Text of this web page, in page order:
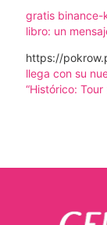
gratis binance-
libro: un
https://
llega con su
“Histórico: Tour